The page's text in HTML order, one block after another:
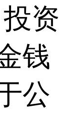
资
钱
公